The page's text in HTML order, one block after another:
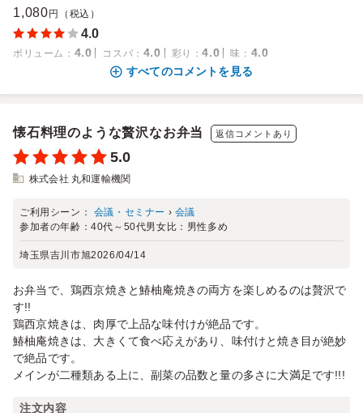
1,080 円（税込）
4.0
ボリューム ： 4.0 コスパ ： 4.0 彩り ：4.0 味 ： 4.0
すべてのコメントを見る
懐石料理のような贅沢なお弁当 返信コメントあり
5.0
株式会社 丸和運輸機関
ご利用シーン： 会議・セミナー › 会議
参加者の年齢：40代～50代男女比： 男性多め
埼玉県吉川市旭2026/04/14
お弁当で、鶏西京焼きと鰆柚庵焼きの両方を楽しめるのは贅沢で
す!!
鶏西京焼きは、肉厚で上品な味付けが絶品です。
鰆柚庵焼きは、大きくて食べ応えがあり、味付けと焼き目が絶妙
で絶品です。
メインが二種類ある上に、副菜の品数と量の多さに大満足です!!!
注文内容